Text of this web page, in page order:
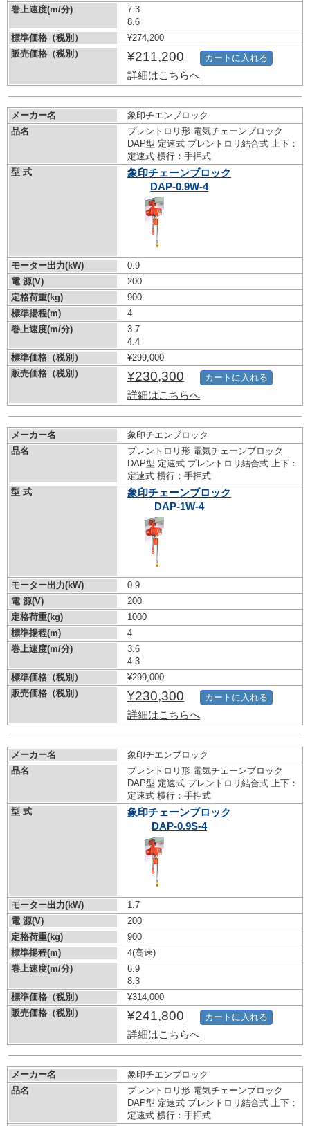
巻上速度(m/分)
7.3
8.6
標準価格（税別）
¥274,200
販売価格（税別）
¥211,200
詳細はこちらへ
カートに入れる
メーカー名
象印チエンブロック
品名
プレントロリ形 電気チェーンブロック
DAP型 定速式 プレントロリ結合式 上下：
定速式 横行：手押式
型 式
象印チェーンブロック
DAP-0.9W-4
モーター出力(kW)
0.9
電 源(V)
200
定格荷重(kg)
900
標準揚程(m)
4
巻上速度(m/分)
3.7
4.4
標準価格（税別）
¥299,000
販売価格（税別）
¥230,300
詳細はこちらへ
カートに入れる
メーカー名
象印チエンブロック
品名
プレントロリ形 電気チェーンブロック
DAP型 定速式 プレントロリ結合式 上下：
定速式 横行：手押式
型 式
象印チェーンブロック
DAP-1W-4
モーター出力(kW)
0.9
電 源(V)
200
定格荷重(kg)
1000
標準揚程(m)
4
巻上速度(m/分)
3.6
4.3
標準価格（税別）
¥299,000
販売価格（税別）
¥230,300
詳細はこちらへ
カートに入れる
メーカー名
象印チエンブロック
品名
プレントロリ形 電気チェーンブロック
DAP型 定速式 プレントロリ結合式 上下：
定速式 横行：手押式
型 式
象印チェーンブロック
DAP-0.9S-4
モーター出力(kW)
1.7
電 源(V)
200
定格荷重(kg)
900
標準揚程(m)
4(高速)
巻上速度(m/分)
6.9
8.3
標準価格（税別）
¥314,000
販売価格（税別）
¥241,800
詳細はこちらへ
カートに入れる
メーカー名
象印チエンブロック
品名
プレントロリ形 電気チェーンブロック
DAP型 定速式 プレントロリ結合式 上下：
定速式 横行：手押式